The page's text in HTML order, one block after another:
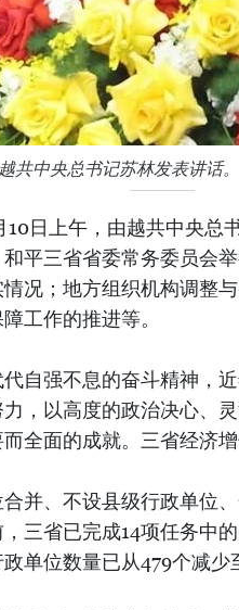
越共中央总书记苏林发表讲话
日上午，由越共中央总
平三省省委常务委员会
况；地方组织机构调整
工作的推进等。
自强不息的奋斗精神，
，以高度的政治决心、
而全面的成就。三省经济
并、不设县级行政单位
三省已完成14项任务中
单位数量已从479个减少